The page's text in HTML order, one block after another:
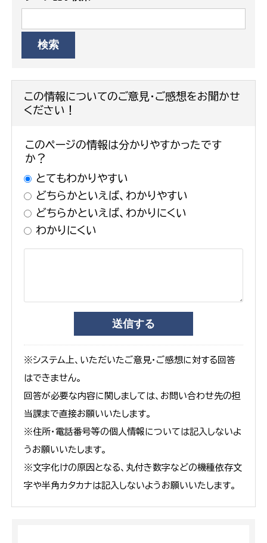
この情報についてのご意見・ご感想をお聞かせ
ください！
このページの情報は分かりやすかったです
か？
とてもわかりやすい
どちらかといえば、わかりやすい
どちらかといえば、わかりにくい
わかりにくい
※システム上、いただいたご意見・ご感想に対する回答
はできません。
回答が必要な内容に関しましては、お問い合わせ先の担
当課まで直接お願いいたします。
※住所・電話番号等の個人情報については記入しないよ
うお願いいたします。
※文字化けの原因となる、丸付き数字などの機種依存文
字や半角カタカナは記入しないようお願いいたします。